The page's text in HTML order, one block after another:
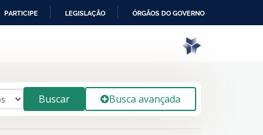
PARTICIPE LEGISLAÇÃO ÓRGÃOS DO GOVERNO
Buscar Busca avançada